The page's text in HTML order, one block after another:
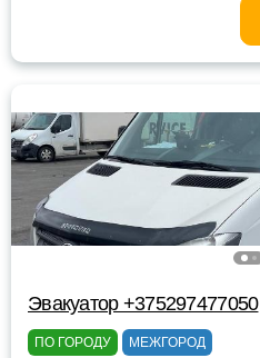
Эвакуатор +375297477050
ПО ГОРОДУ МЕЖГОРОД